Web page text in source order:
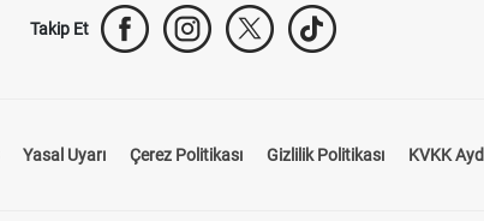
Takip Et
Yasal Uyarı Çerez Politikası Gizlilik Politikası KVKK